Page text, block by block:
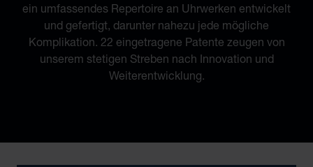
ein umfassendes Repertoire an Uhrwerken entwickelt
und gefertigt, darunter nahezu jede mögliche
Komplikation. 22 eingetragene Patente zeugen von
unserem stetigen Streben nach Innovation und
Weiterentwicklung.